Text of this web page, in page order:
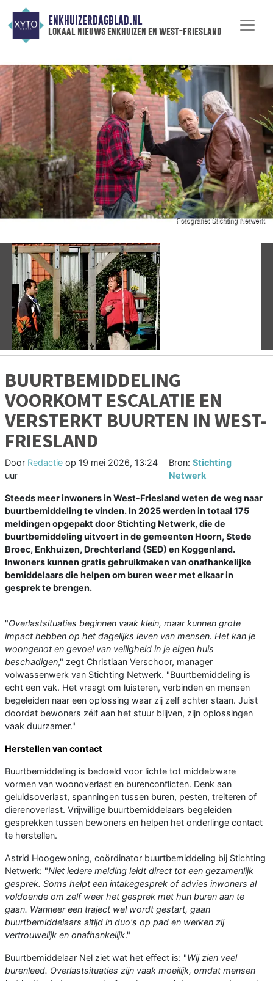
ENKHUIZERDAGBLAD.NL
lokaal nieuws enkhuizen en west-friesland
Vorige
BUURTBEMIDDELING
VOORKOMT ESCALATIE EN
VERSTERKT BUURTEN IN WEST-
FRIESLAND
Door Redactie op 19 mei 2026, 13:24
uur
Bron:Stichting
Netwerk
Steeds meer inwoners in West-Friesland weten de weg naar
buurtbemiddeling te vinden. In 2025 werden in totaal 175
meldingen opgepakt door Stichting Netwerk, die de
buurtbemiddeling uitvoert in de gemeenten Hoorn, Stede
Broec, Enkhuizen, Drechterland (SED) en Koggenland.
Inwoners kunnen gratis gebruikmaken van onafhankelijke
bemiddelaars die helpen om buren weer met elkaar in
gesprek te brengen.
"Overlastsituaties beginnen vaak klein, maar kunnen grote
impact hebben op het dagelijks leven van mensen. Het kan je
woongenot en gevoel van veiligheid in je eigen huis
beschadigen," zegt Christiaan Verschoor, manager
volwassenwerk van Stichting Netwerk. "Buurtbemiddeling is
echt een vak. Het vraagt om luisteren, verbinden en mensen
begeleiden naar een oplossing waar zij zelf achter staan. Juist
doordat bewoners zélf aan het stuur blijven, zijn oplossingen
vaak duurzamer."
Herstellen van contact
Buurtbemiddeling is bedoeld voor lichte tot middelzware
vormen van woonoverlast en burenconflicten. Denk aan
geluidsoverlast, spanningen tussen buren, pesten, treiteren of
dierenoverlast. Vrijwillige buurtbemiddelaars begeleiden
gesprekken tussen bewoners en helpen het onderlinge contact
te herstellen.
Astrid Hoogewoning, coördinator buurtbemiddeling bij Stichting
Netwerk: "Niet iedere melding leidt direct tot een gezamenlijk
gesprek. Soms helpt een intakegesprek of advies inwoners al
voldoende om zelf weer het gesprek met hun buren aan te
gaan. Wanneer een traject wel wordt gestart, gaan
buurtbemiddelaars altijd in duo's op pad en werken zij
vertrouwelijk en onafhankelijk."
Buurtbemiddelaar Nel ziet wat het effect is: "Wij zien veel
burenleed. Overlastsituaties zijn vaak moeilijk, omdat mensen